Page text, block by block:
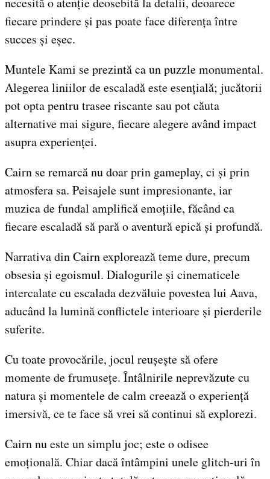
fiecare prindere și pas poate face diferența între
succes și eșec.
Muntele Kami se prezintă ca un puzzle monumental.
Alegerea liniilor de escaladă este esențială; jucătorii
pot opta pentru trasee riscante sau pot căuta
alternative mai sigure, fiecare alegere având impact
asupra experienței.
Cairn se remarcă nu doar prin gameplay, ci și prin
atmosfera sa. Peisajele sunt impresionante, iar
muzica de fundal amplifică emoțiile, făcând ca
fiecare escaladă să pară o aventură epică și profundă.
Narrativa din Cairn explorează teme dure, precum
obsesia și egoismul. Dialogurile și cinematicele
intercalate cu escalada dezvăluie povestea lui Aava,
aducând la lumină conflictele interioare și pierderile
suferite.
Cu toate provocările, jocul reușește să ofere
momente de frumusețe. Întâlnirile neprevăzute cu
natura și momentele de calm creează o experiență
imersivă, ce te face să vrei să continui să explorezi.
Cairn nu este un simplu joc; este o odisee
emoțională. Chiar dacă întâmpini unele glitch-uri în